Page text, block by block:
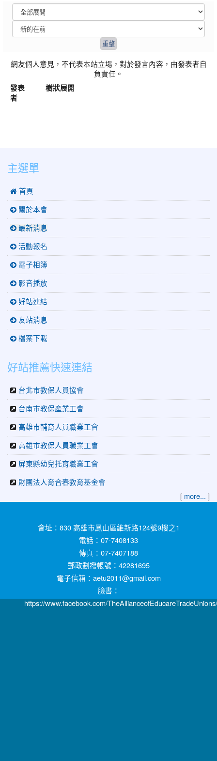
網友個人意見，不代表本站立場，對於發言內容，由發表者自
負責任。
發表
者
樹狀展開
主選單
 首頁
關於本會
最新消息
活動報名
電子相簿
影音播放
好站連結
友站消息
檔案下載
好站推薦快速連結
台北市教保人員協會
台南市教保產業工會
高雄市輔育人員職業工會
高雄市教保人員職業工會
屏東縣幼兒托育職業工會
財團法人育合春教育基金會
[ more... ]
會址：830 高雄市鳳山區維新路124號9樓之1
電話：07-7408133
傳真：07-7407188
郵政劃撥帳號：42281695
電子信箱：aetu2011@gmail.com
臉書：
https://www.facebook.com/TheAllianceofEducareTradeUnions/